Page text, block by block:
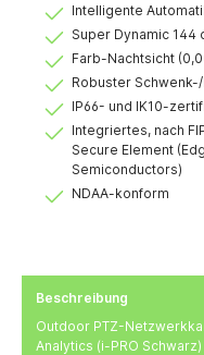
Intelligente
Super Dynamic 144
Farb-Nachtsicht
Robuster
IP66- und IK10-
Integriertes, nach
Secure Element
Semiconductors)
NDAA-konform
Beschreibung
Outdoor PTZ-
Analytics (i-PRO